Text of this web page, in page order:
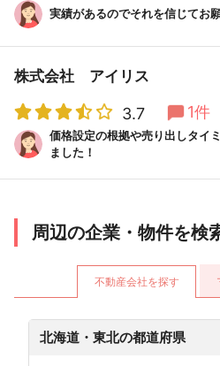
実績があるのでそれを信じてお
株式会社 アイリス
3.7 1件
価格設定の根拠や売り出しタイ
ました！
周辺の企業・物件を検
不動産会社を探す
北海道・東北の都道府県